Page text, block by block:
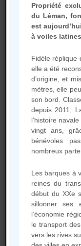
Pour une
de
d’entretien
Barque et
Accés au
Un polo
adhésion.
Propriété
du Léman,
est
à voiles
Fidèle réplique
elle a été
d’origine, et
mètres, elle
son bord.
depuis 2011,
l’histoire
vingt ans,
bénévoles
nombreux
Les barques à
reines du
début du XXe
sillonner ses
l’économie
le transport
vers les rives